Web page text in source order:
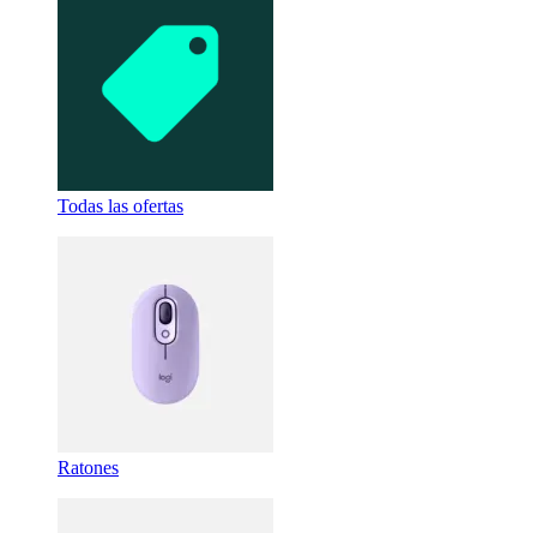
Todas las ofertas
Ratones